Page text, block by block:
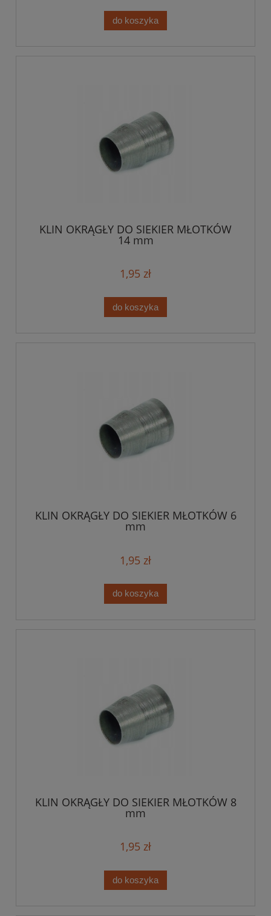
do koszyka
KLIN OKRĄGŁY DO SIEKIER MŁOTKÓW
14 mm
1,95 zł
do koszyka
KLIN OKRĄGŁY DO SIEKIER MŁOTKÓW 6
mm
1,95 zł
do koszyka
KLIN OKRĄGŁY DO SIEKIER MŁOTKÓW 8
mm
1,95 zł
do koszyka